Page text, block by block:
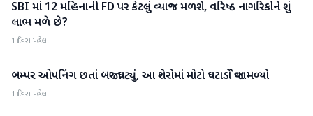
બિઝનેસ
SBI માં 12 મહિનાની FD પર કેટલું વ્યાજ મળશે, વરિષ્ઠ નાગરિકોને શું
લાભ મળે છે?
1 દિવસ પહેલા
બિઝનેસ
બમ્પર ઓપનિંગ છતાં બજાર ઘટ્યું, આ શેરોમાં મોટો ઘટાડો જોવા મળ્યો
1 દિવસ પહેલા